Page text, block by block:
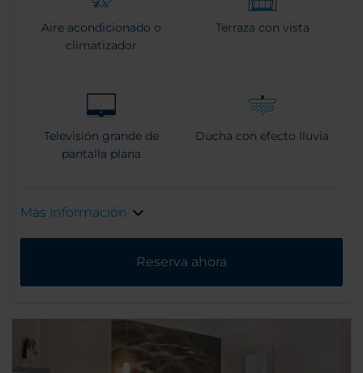
Aire acondicionado o
climatizador
Terraza con vista
Televisión grande de
pantalla plana
Ducha con efecto lluvia
Más información
Reserva ahora